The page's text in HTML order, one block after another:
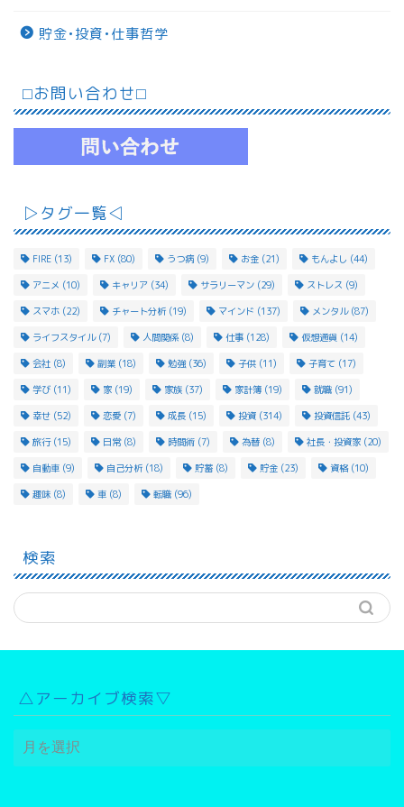
貯金•投資•仕事哲学
⬜︎お問い合わせ⬜︎
▷タグ一覧◁
FIRE (13) FX (80) うつ病 (9) お金 (21) もんよし (44)
アニメ (10) キャリア (34) サラリーマン (29) ストレス (9)
スマホ (22) チャート分析 (19) マインド (137) メンタル(87)
ライフスタイル(7) 人間関係 (8) 仕事 (128) 仮想通貨 (14)
会社 (8) 副業 (18) 勉強(36) 子供 (11) 子育て (17)
学び (11) 家 (19) 家族 (37) 家計簿 (19) 就職 (91)
幸せ (52) 恋愛 (7) 成長 (15) 投資 (314) 投資信託 (43)
旅行(15) 日常(8) 時間術 (7) 為替 (8) 社長・投資家 (20)
自動車 (9) 自己分析 (18) 貯蓄 (8) 貯金 (23) 資格(10)
趣味 (8) 車 (8) 転職 (96)
検索
△アーカイブ検索▽
△
ア